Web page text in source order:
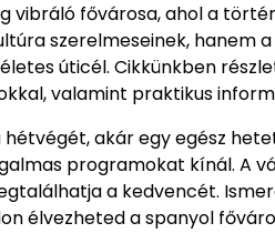
vibráló fővárosa, ahol a
szerelmeseinek, hanem
úticél. Cikkünkben
valamint praktikus
hétvégét, akár egy egész
programokat kínál. A
a kedvencét.
élvezheted a spanyol